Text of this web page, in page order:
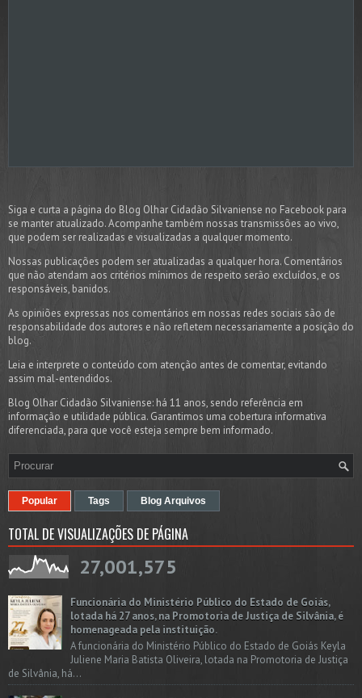
Siga e curta a página do Blog Olhar Cidadão Silvaniense no Facebook para
se manter atualizado. Acompanhe também nossas transmissões ao vivo,
que podem ser realizadas e visualizadas a qualquer momento.
Nossas publicações podem ser atualizadas a qualquer hora. Comentários
que não atendam aos critérios mínimos de respeito serão excluídos, e os
responsáveis, banidos.
As opiniões expressas nos comentários em nossas redes sociais são de
responsabilidade dos autores e não refletem necessariamente a posição do
blog.
Leia e interprete o conteúdo com atenção antes de comentar, evitando
assim mal-entendidos.
Blog Olhar Cidadão Silvaniense: há 11 anos, sendo referência em
informação e utilidade pública. Garantimos uma cobertura informativa
diferenciada, para que você esteja sempre bem informado.
Popular Tags Blog Arquivos
TOTAL DE VISUALIZAÇÕES DE PÁGINA
27,001,575
Funcionária do Ministério Público do Estado de Goiás,
lotada há 27 anos, na Promotoria de Justiça de Silvânia, é
homenageada pela instituição.
A funcionária do Ministério Público do Estado de Goiás Keyla
Juliene Maria Batista Oliveira, lotada na Promotoria de Justiça
de Silvânia, há...